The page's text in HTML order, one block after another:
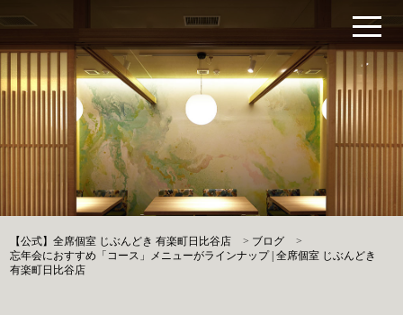
【公式】全席個室 じぶんどき 有楽町日比谷店 > ブログ
>
忘年会におすすめ「コース」メニューがラインナップ | 全席個室 じぶんどき
有楽町日比谷店